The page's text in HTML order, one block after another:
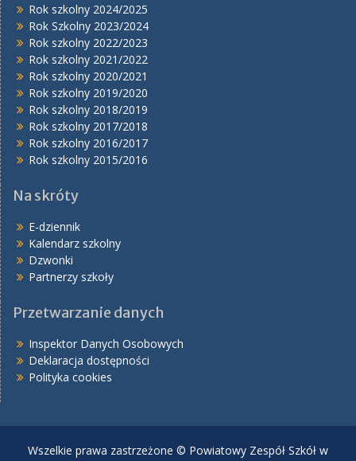
Rok szkolny 2024/2025
Rok Szkolny 2023/2024
Rok szkolny 2022/2023
Rok szkolny 2021/2022
Rok szkolny 2020/2021
Rok szkolny 2019/2020
Rok szkolny 2018/2019
Rok szkolny 2017/2018
Rok szkolny 2016/2017
Rok szkolny 2015/2016
Na skróty
E-dziennik
Kalendarz szkolny
Dzwonki
Partnerzy szkoły
Przetwarzanie danych
Inspektor Danych Osobowych
Deklaracja dostępności
Polityka cookies
Wszelkie prawa zastrzeżone © Powiatowy Zespół Szkół w